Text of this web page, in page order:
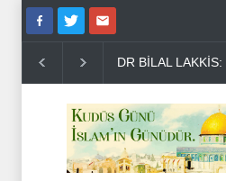
DR BİLAL LAKKİS: LÜBNAN'IN